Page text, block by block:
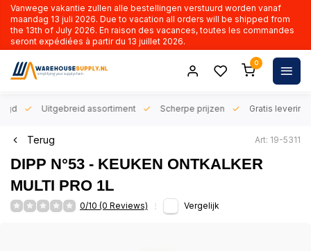
Vanwege vakantie zullen alle bestellingen verstuurd worden vanaf
maandag 13 juli 2026. Due to vacation all orders will be shipped from
the 13th of July 2026. En raison des vacances, toutes les commandes
seront expédiées à partir du 13 juillet 2026.
0
Uitgebreid assortiment Scherpe prijzen Gratis levering
Terug Art: 19-5311
DIPP N°53 - KEUKEN ONTKALKER
MULTI PRO 1L
0/10 (0 Reviews) Vergelijk